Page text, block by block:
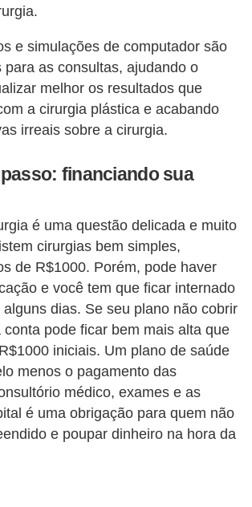
e simulações de computador são
para as consultas, ajudando o
melhor os resultados que
a cirurgia plástica e acabando
irreais sobre a cirurgia.
financiando sua
é uma questão delicada e muito
cirurgias bem simples,
de R$1000. Porém, pode haver
e você tem que ficar internado
dias. Se seu plano não cobrir
pode ficar bem mais alta que
iniciais. Um plano de saúde
menos o pagamento das
médico, exames e as
é uma obrigação para quem não
e poupar dinheiro na hora da